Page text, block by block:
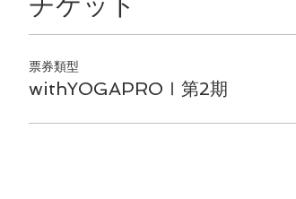
票券類型
withYOGAPROⅠ第2期